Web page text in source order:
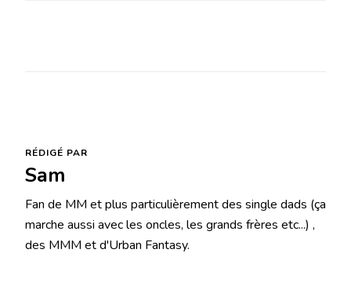
RÉDIGÉ PAR
Sam
Fan de MM et plus particulièrement des single dads (ça
marche aussi avec les oncles, les grands frères etc...) ,
des MMM et d'Urban Fantasy.